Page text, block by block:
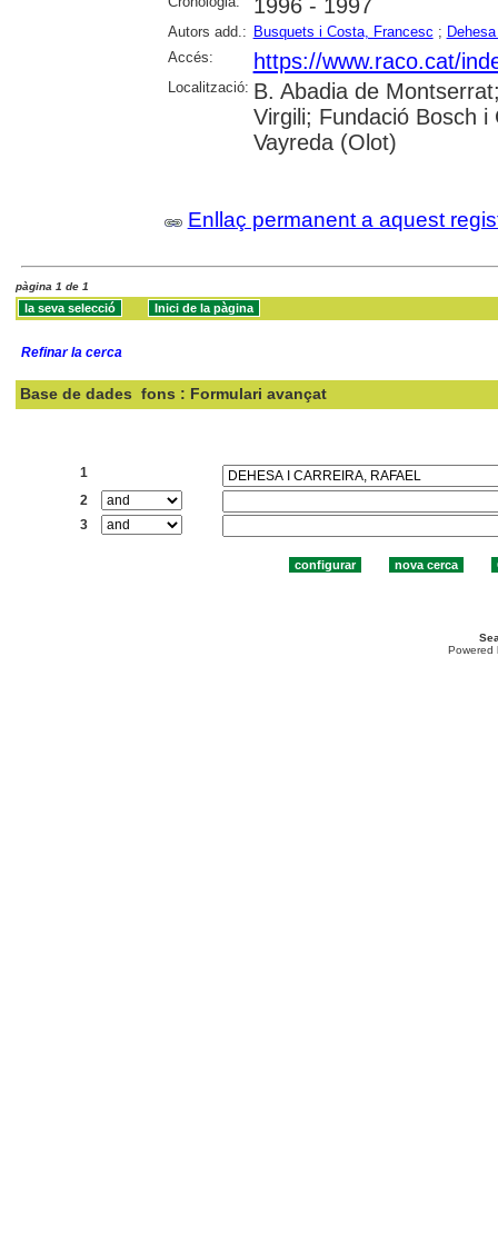
1996 - 1997
Autors add.: Busquets i Costa, Francesc ;
Accés:
https://www.raco.cat/
Localització: B. Abadia de
Virgili; Fundació Bosch
Vayreda (Olot)
Enllaç permanent a aquest
pàgina 1 de 1
Refinar la cerca
Base de dades fons : Formulari avançat
1
2
3